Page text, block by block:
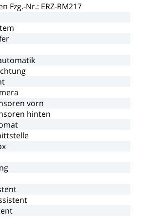
Fzg.-Nr.: ERZ-RM217
vorn
hinten